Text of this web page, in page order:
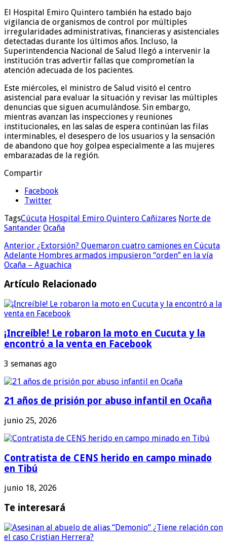
El Hospital Emiro Quintero también ha estado bajo
vigilancia de organismos de control por múltiples
irregularidades administrativas, financieras y asistenciales
detectadas durante los últimos años. Incluso, la
Superintendencia Nacional de Salud llegó a intervenir la
institución tras advertir fallas que comprometían la
atención adecuada de los pacientes.
Este miércoles, el ministro de Salud visitó el centro
asistencial para evaluar la situación y revisar las múltiples
denuncias que siguen acumulándose. Sin embargo,
mientras avanzan las inspecciones y reuniones
institucionales, en las salas de espera continúan las filas
interminables, el desespero de los usuarios y la sensación
de abandono que hoy golpea especialmente a las mujeres
embarazadas de la región.
Compartir
Facebook
Twitter
TagsCúcuta Hospital Emiro Quintero Cañizares Norte de
Santander Ocaña
Anterior ¿Extorsión? Quemaron cuatro camiones en Cúcuta
Adelante Hombres armados impusieron “orden” en la vía
Ocaña – Aguachica
Artículo Relacionado
¡Increíble! Le robaron la moto en Cucuta y la
encontró a la venta en Facebook
3 semanas ago
21 años de prisión por abuso infantil en Ocaña
junio 25, 2026
Contratista de CENS herido en campo minado
en Tibú
junio 18, 2026
Te interesará